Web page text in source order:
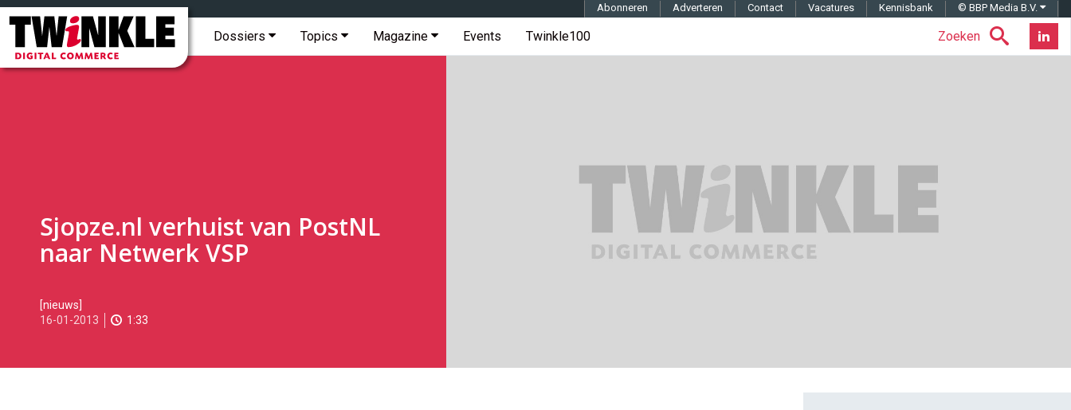
Twinkle
Digital
Commerce
Hoofdmenu Zoeken
Dossiers Topics Magazine Events Twinkle100
Topmenu Abonneren Adverteren Contact Vacatures Kennisbank © BBP Media B.V.
Sjopze.nl verhuist van PostNL
naar Netwerk VSP
2013-
01-
05-
[nieuws]
16-01-2013
1:33